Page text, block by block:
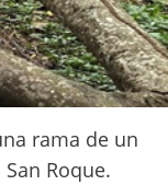
rama de un
Roque.